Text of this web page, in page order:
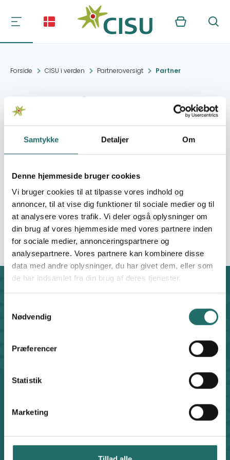
Samtykke Detaljer Om
Denne hjemmeside bruger cookies
Vi bruger cookies til at tilpasse vores indhold og
annoncer, til at vise dig funktioner til sociale medier og til
at analysere vores trafik. Vi deler også oplysninger om
din brug af vores hjemmeside med vores partnere inden
for sociale medier, annonceringspartnere og
analysepartnere. Vores partnere kan kombinere disse
data med andre oplysninger, du har givet dem, eller som
de har indsamlet fra din brug af deres tjenester.
Nødvendig
Præferencer
Statistik
Marketing
Kurv Søg
Forside CISU i verden Partneroversigt Partner
Center for Ecology
and Sustainable
Development- CEKOR
Kontakt:
Subotica
natasa.djereg@cekor.org
Organisation: VedvarendeEnergi
Kontakt
Klosterport 4x, 8000 Aarhus
cisu@cisu.dk
Artikler